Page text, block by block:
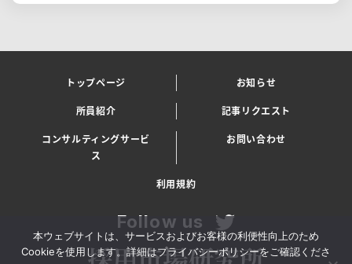
トップページ
お知らせ
所員紹介
記事リクエスト
コンサルティングサービ
ス
お問い合わせ
利用規約
Follow us
本ウェブサイトは、サービスおよびお客様の利便性向上のため
Cookieを使用します。詳細はプライバシーポリシーをご確認くださ